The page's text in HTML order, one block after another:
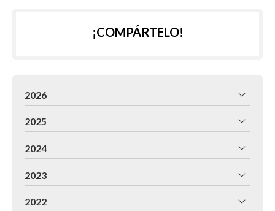
¡COMPÁRTELO!
2026
2025
2024
2023
2022